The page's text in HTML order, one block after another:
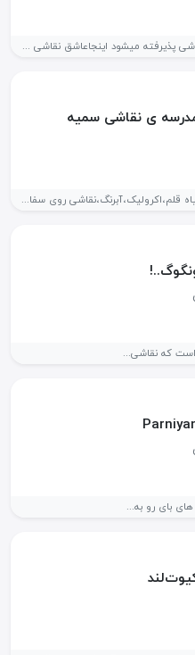
نقاشی فانتزی آبرنگی (بامدادرنگی) سفارش نقاشی پذیرفته میشود اینجاعاشق نقاشی مدادرنگی می‌شود...
مدرسه ی نقاشی سمیه
آموزش و سفارش انواع تکنیکهای نقاشی، سیاه قلم،اکرولیک،آبرنگ،نقاشی روی سفال،شیشه ....
است که نقاشی...
بای رو به...